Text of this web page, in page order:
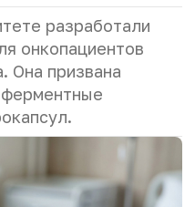
разработали
онкопациентов
Она призвана